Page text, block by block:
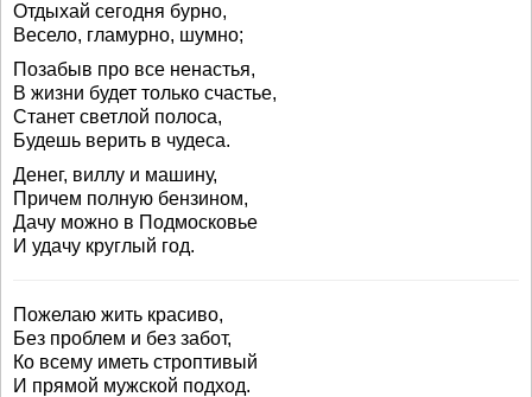
Отдыхай сегодня бурно,
Весело, гламурно, шумно;
Позабыв про все ненастья,
В жизни будет только счастье,
Станет светлой полоса,
Будешь верить в чудеса.
Денег, виллу и машину,
Причем полную бензином,
Дачу можно в Подмосковье
И удачу круглый год.
Пожелаю жить красиво,
Без проблем и без забот,
Ко всему иметь строптивый
И прямой мужской подход.